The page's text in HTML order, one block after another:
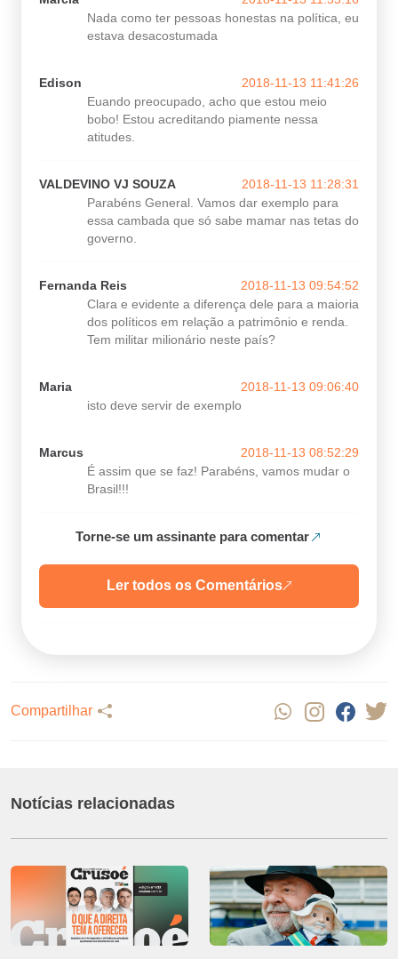
Nada como ter pessoas honestas na política, eu
estava desacostumada
Edison
2018-11-13 11:41:26
Euando preocupado, acho que estou meio
bobo! Estou acreditando piamente nessa
atitudes.
VALDEVINO VJ SOUZA
2018-11-13 11:28:31
Parabéns General. Vamos dar exemplo para
essa cambada que só sabe mamar nas tetas do
governo.
Fernanda Reis
2018-11-13 09:54:52
Clara e evidente a diferença dele para a maioria
dos políticos em relação a patrimônio e renda.
Tem militar milionário neste país?
Maria
2018-11-13 09:06:40
isto deve servir de exemplo
Marcus
2018-11-13 08:52:29
É assim que se faz! Parabéns, vamos mudar o
Brasil!!!
Torne-se um assinante para comentar
Ler todos os Comentários
Compartilhar
Notícias relacionadas